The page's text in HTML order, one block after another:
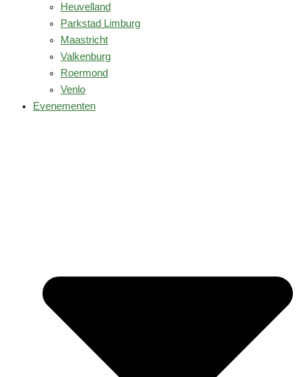
Heuvelland
Parkstad Limburg
Maastricht
Valkenburg
Roermond
Venlo
Evenementen